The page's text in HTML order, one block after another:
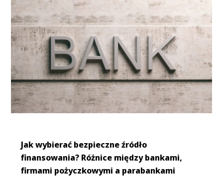
Jak wybierać bezpieczne źródło
finansowania? Różnice między bankami,
firmami pożyczkowymi a parabankami